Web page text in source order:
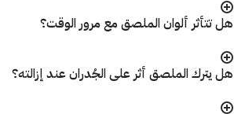
هل تتأثر ألوان الملصق مع مرور الوقت؟
هل يترك الملصق أثر على الجُدران عند إزالته؟